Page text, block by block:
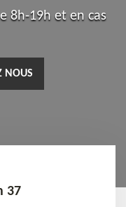
8h-19h et en cas
NOUS
37